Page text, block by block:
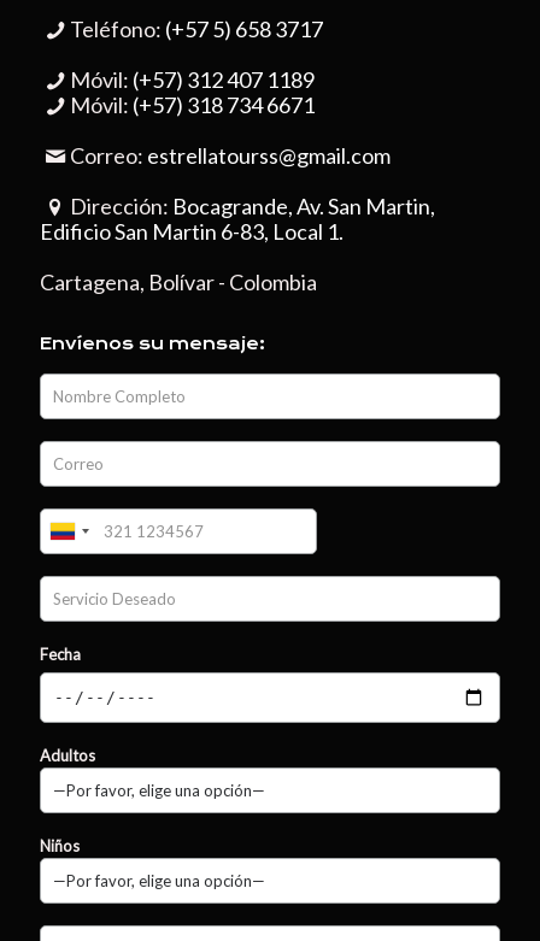
Teléfono: (+57 5) 658 3717
Móvil: (+57) 312 407 1189
Móvil: (+57) 318 734 6671
Correo: estrellatourss@gmail.com
Dirección: Bocagrande, Av. San Martin,
Edificio San Martin 6-83, Local 1.
Cartagena, Bolívar - Colombia
Envíenos su mensaje:
Fecha
Adultos
Niños